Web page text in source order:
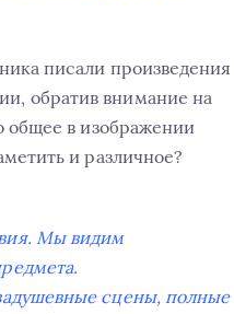
писали произведения
обратив внимание на
общее в изображении
и различное?
Мы видим
сцены, полные